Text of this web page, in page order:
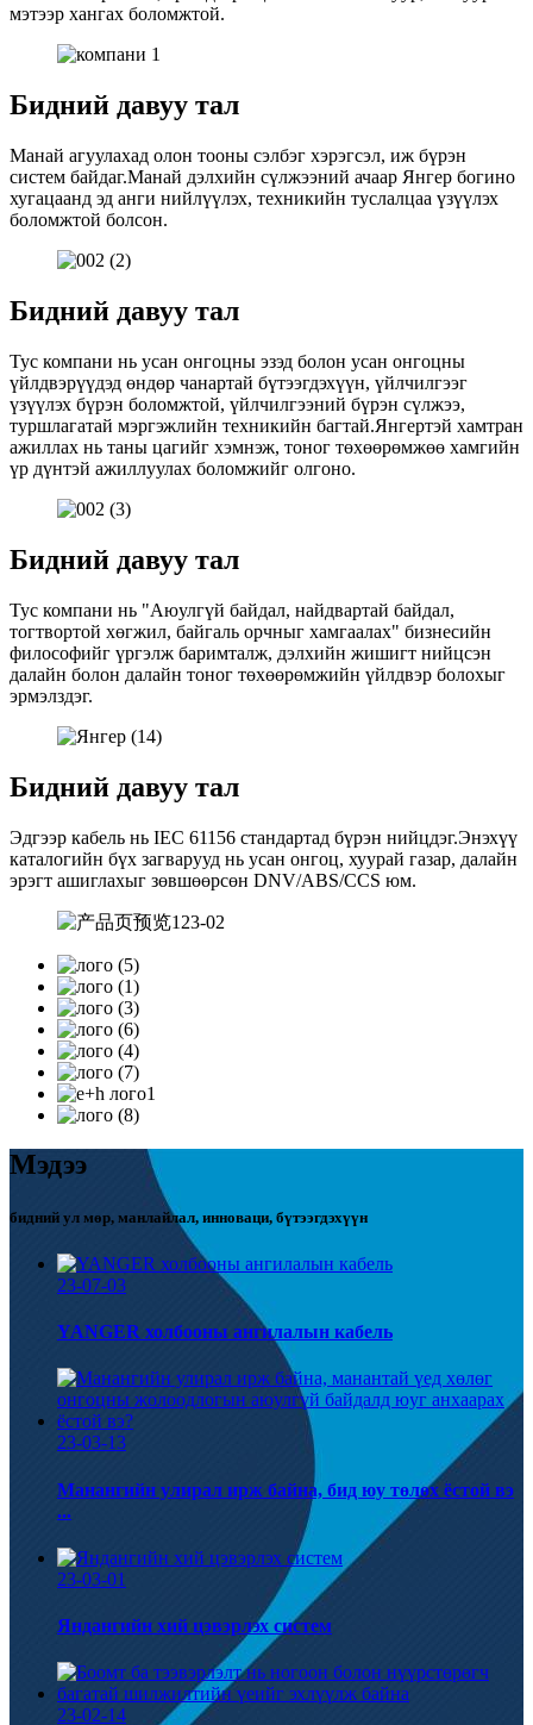
мэтээр хангах боломжтой.
Бидний давуу тал
Манай агуулахад олон тооны сэлбэг хэрэгсэл, иж бүрэн
систем байдаг.Манай дэлхийн сүлжээний ачаар Янгер богино
хугацаанд эд анги нийлүүлэх, техникийн туслалцаа үзүүлэх
боломжтой болсон.
Бидний давуу тал
Тус компани нь усан онгоцны эзэд болон усан онгоцны
үйлдвэрүүдэд өндөр чанартай бүтээгдэхүүн, үйлчилгээг
үзүүлэх бүрэн боломжтой, үйлчилгээний бүрэн сүлжээ,
туршлагатай мэргэжлийн техникийн багтай.Янгертэй хамтран
ажиллах нь таны цагийг хэмнэж, тоног төхөөрөмжөө хамгийн
үр дүнтэй ажиллуулах боломжийг олгоно.
Бидний давуу тал
Тус компани нь "Аюулгүй байдал, найдвартай байдал,
тогтвортой хөгжил, байгаль орчныг хамгаалах" бизнесийн
философийг үргэлж баримталж, дэлхийн жишигт нийцсэн
далайн болон далайн тоног төхөөрөмжийн үйлдвэр болохыг
эрмэлздэг.
Бидний давуу тал
Эдгээр кабель нь IEC 61156 стандартад бүрэн нийцдэг.Энэхүү
каталогийн бүх загварууд нь усан онгоц, хуурай газар, далайн
эрэгт ашиглахыг зөвшөөрсөн DNV/ABS/CCS юм.
Мэдээ
бидний ул мөр, манлайлал, инноваци, бүтээгдэхүүн
23-07-03
YANGER холбооны ангилалын кабель
23-03-13
Манангийн улирал ирж байна, бид юу төлөх ёстой вэ
...
23-03-01
Яндангийн хий цэвэрлэх систем
23-02-14